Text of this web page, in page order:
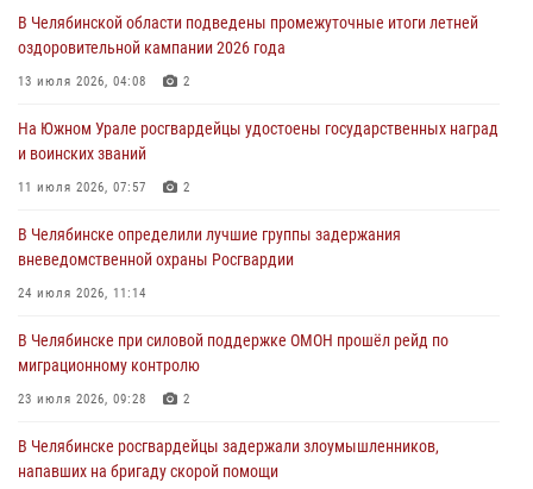
Росгвардия обеспечивает безопасность граждан на южном
направлении
31 июля 2026, 11:32
В Уральском округе Росгвардии состоялось заседание
оперативного штаба
30 июля 2026, 10:53
В Челябинской области подведены промежуточные итоги летней
оздоровительной кампании 2026 года
13 июля 2026, 04:08 2
На Южном Урале росгвардейцы удостоены государственных наград
и воинских званий
11 июля 2026, 07:57 2
В Челябинске определили лучшие группы задержания
вневедомственной охраны Росгвардии
24 июля 2026, 11:14
В Челябинске при силовой поддержке ОМОН прошёл рейд по
миграционному контролю
23 июля 2026, 09:28 2
В Челябинске росгвардейцы задержали злоумышленников,
напавших на бригаду скорой помощи